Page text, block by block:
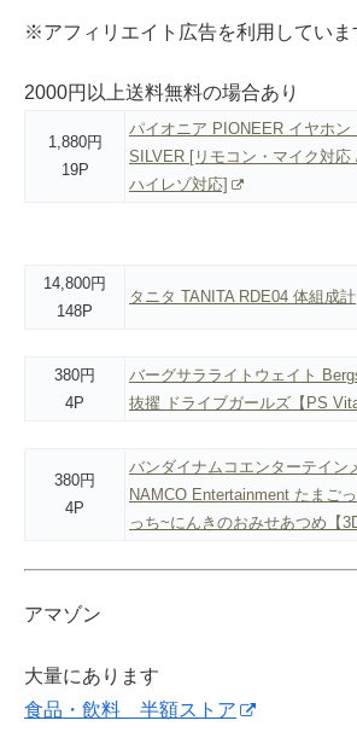
※アフィリエイト広告を利用していま
2000円以上送料無料の場合あり
1,880円
19P
パイオニア PIONEER イヤホン
SILVER [リモコン・マイク対
ハイレゾ対応]
14,800円
148P
タニタ TANITA RDE04 体組成計
380円
4P
バーグサラライトウェイト
抜擢 ドライブガールズ【PS
380円
4P
バンダイナムコエンターテイン
NAMCO Entertainment たまご
っち~にんきのおみせあつめ【
アマゾン
大量にあります
食品・飲料 半額ストア